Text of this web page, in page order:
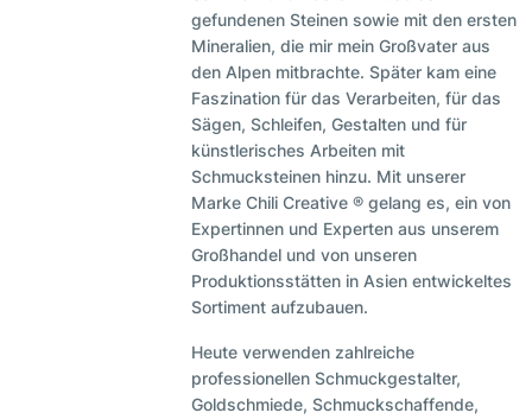
gefundenen Steinen sowie mit den ersten
Mineralien, die mir mein Großvater aus
den Alpen mitbrachte. Später kam eine
Faszination für das Verarbeiten, für das
Sägen, Schleifen, Gestalten und für
künstlerisches Arbeiten mit
Schmucksteinen hinzu. Mit unserer
Marke Chili Creative ® gelang es, ein von
Expertinnen und Experten aus unserem
Großhandel und von unseren
Produktionsstätten in Asien entwickeltes
Sortiment aufzubauen.
Heute verwenden zahlreiche
professionellen Schmuckgestalter,
Goldschmiede, Schmuckschaffende,